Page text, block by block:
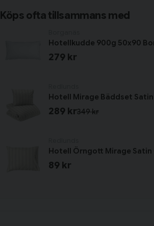
Köps ofta tillsammans med
Hotellkudde 900g 50x90
279 kr
349 kr
289 kr
Hotell Örngott Mirage Satin
89 kr